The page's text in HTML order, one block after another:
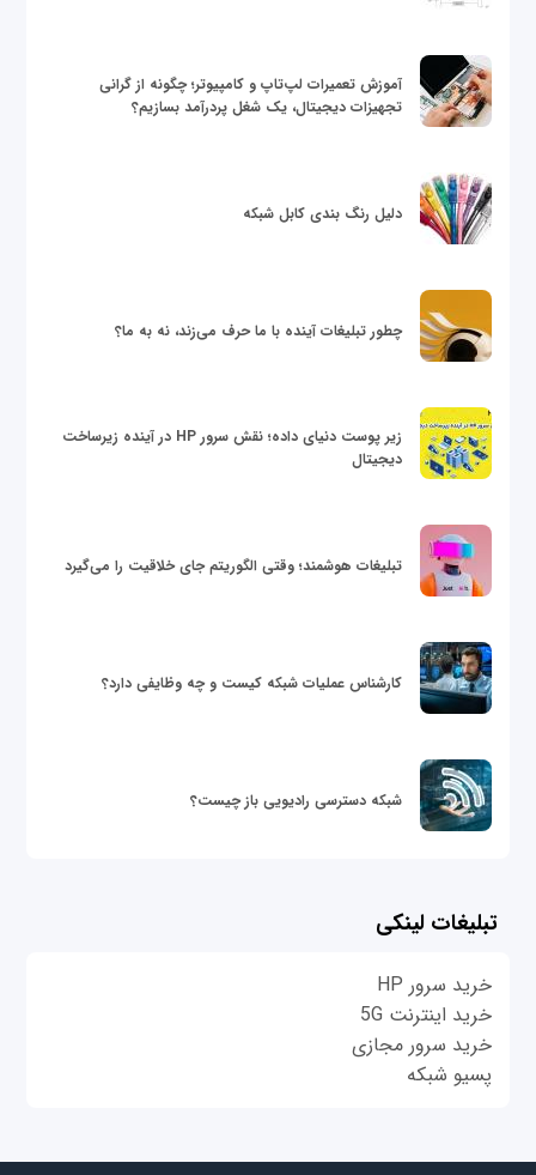
آموزش تعمیرات لپ‌تاپ و کامپیوتر؛ چگونه از گرانی
تجهیزات دیجیتال، یک شغل پردرآمد بسازیم؟
دلیل رنگ بندی کابل شبکه
چطور تبلیغات آینده با ما حرف می‌زند، نه به ما؟
زیر پوست دنیای داده؛ نقش سرور HP در آینده زیرساخت
دیجیتال
تبلیغات هوشمند؛ وقتی الگوریتم جای خلاقیت را می‌گیرد
کارشناس عملیات شبکه کیست و چه وظایفی دارد؟
شبکه دسترسی رادیویی باز چیست؟
تبلیغات لینکی
خرید سرور HP
خرید اینترنت 5G
خرید سرور مجازی
پسیو شبکه